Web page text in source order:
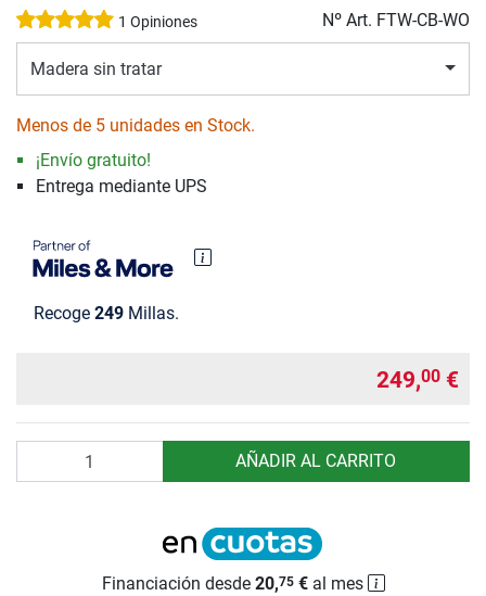
1 Opiniones Nº Art. FTW-CB-WO
Madera sin tratar
Menos de 5 unidades en Stock.
¡Envío gratuito!
Entrega mediante UPS
Recoge 249 Millas.
249,00 €
AÑADIR AL CARRITO
Financiación desde 20,75€al mes